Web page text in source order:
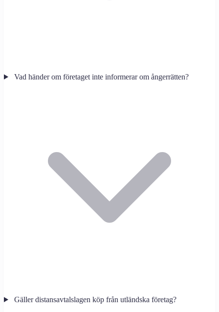
Vad händer om företaget inte informerar om ångerrätten?
Gäller distansavtalslagen köp från utländska företag?